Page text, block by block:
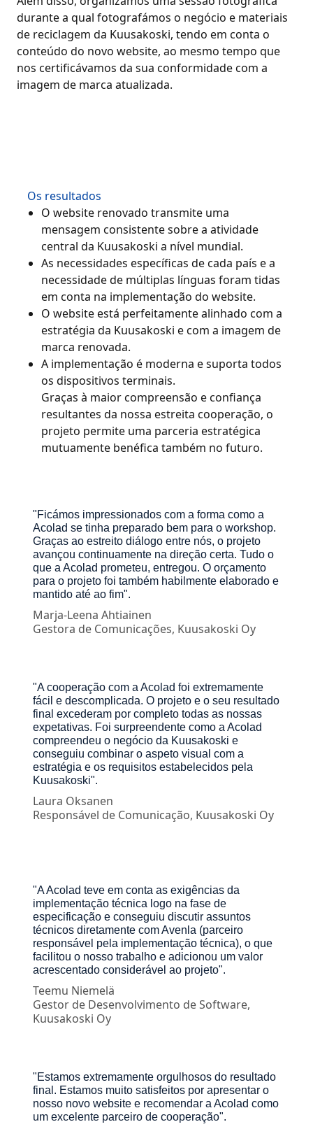
durante a qual fotografámos o negócio e materiais
de reciclagem da Kuusakoski, tendo em conta o
conteúdo do novo website, ao mesmo tempo que
nos certificávamos da sua conformidade com a
imagem de marca atualizada.
Os resultados
O website renovado transmite uma
mensagem consistente sobre a atividade
central da Kuusakoski a nível mundial.
As necessidades específicas de cada país e a
necessidade de múltiplas línguas foram tidas
em conta na implementação do website.
O website está perfeitamente alinhado com a
estratégia da Kuusakoski e com a imagem de
marca renovada.
A implementação é moderna e suporta todos
os dispositivos terminais.
Graças à maior compreensão e confiança
resultantes da nossa estreita cooperação, o
projeto permite uma parceria estratégica
mutuamente benéfica também no futuro.
"Ficámos impressionados com a forma como a
Acolad se tinha preparado bem para o workshop.
Graças ao estreito diálogo entre nós, o projeto
avançou continuamente na direção certa. Tudo o
que a Acolad prometeu, entregou. O orçamento
para o projeto foi também habilmente elaborado e
mantido até ao fim".
Marja-Leena Ahtiainen
Gestora de Comunicações, Kuusakoski Oy
"A cooperação com a Acolad foi extremamente
fácil e descomplicada. O projeto e o seu resultado
final excederam por completo todas as nossas
expetativas. Foi surpreendente como a Acolad
compreendeu o negócio da Kuusakoski e
conseguiu combinar o aspeto visual com a
estratégia e os requisitos estabelecidos pela
Kuusakoski".
Laura Oksanen
Responsável de Comunicação, Kuusakoski Oy
"A Acolad teve em conta as exigências da
implementação técnica logo na fase de
especificação e conseguiu discutir assuntos
técnicos diretamente com Avenla (parceiro
responsável pela implementação técnica), o que
facilitou o nosso trabalho e adicionou um valor
acrescentado considerável ao projeto".
Teemu Niemelä
Gestor de Desenvolvimento de Software,
Kuusakoski Oy
"Estamos extremamente orgulhosos do resultado
final. Estamos muito satisfeitos por apresentar o
nosso novo website e recomendar a Acolad como
um excelente parceiro de cooperação".